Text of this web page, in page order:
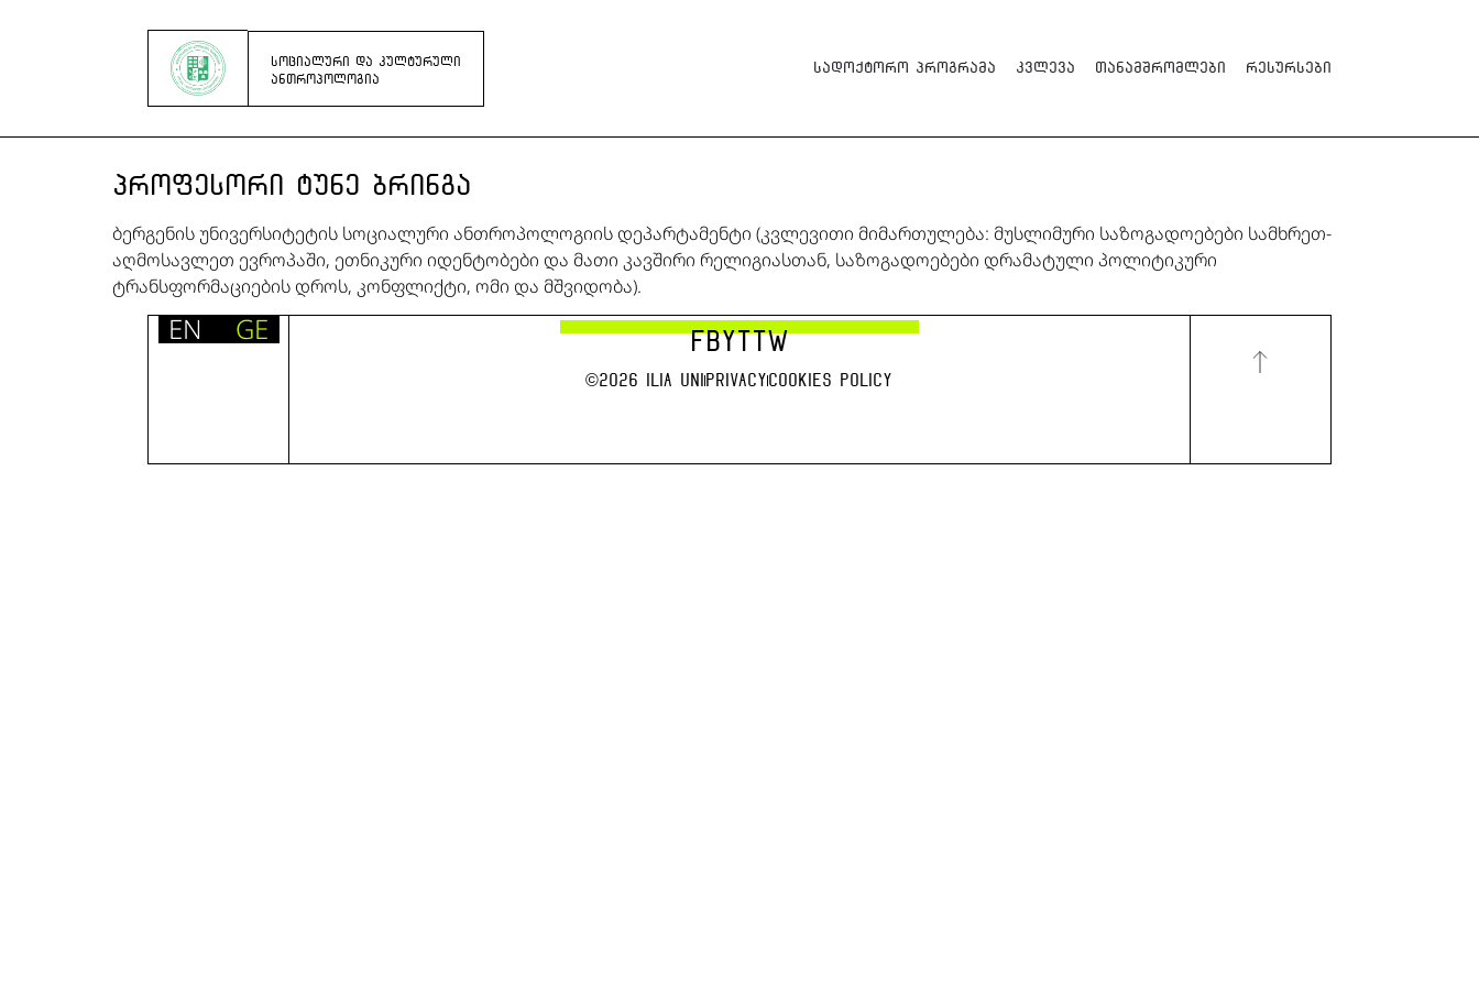
ᲡᲝᲪᲘᲐᲚᲣᲠᲘ ᲓᲐ ᲙᲣᲚᲢᲣᲠᲣᲚᲘ
ᲐᲜᲗᲠᲝᲞᲝᲚᲝᲒᲘᲐ
სადოქტორო პროგრამა კვლევა თანამშრომლები რესურსები
ᲞᲠᲝᲤᲔᲡᲝᲠᲘ ᲢᲣᲜᲔ ᲑᲠᲘᲜᲒᲐ
ბერგენის უნივერსიტეტის სოციალური ანთროპოლოგიის დეპარტამენტი (კვლევითი მიმართულება: მუსლიმური საზოგადოებები სამხრეთ-
აღმოსავლეთ ევროპაში, ეთნიკური იდენტობები და მათი კავშირი რელიგიასთან, საზოგადოებები დრამატული პოლიტიკური
ტრანსფორმაციების დროს, კონფლიქტი, ომი და მშვიდობა).
EN GE FBYTTW
©2026 Ilia uniPrivacyCookies Policy